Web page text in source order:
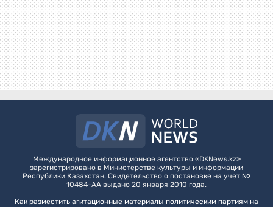
Международное информационное агентство «DKNews.kz»
зарегистрировано в Министерстве культуры и информации
Республики Казахстан. Свидетельство о постановке на учет №
10484-АА выдано 20 января 2010 года.
Как разместить агитационные материалы политическим партиям на